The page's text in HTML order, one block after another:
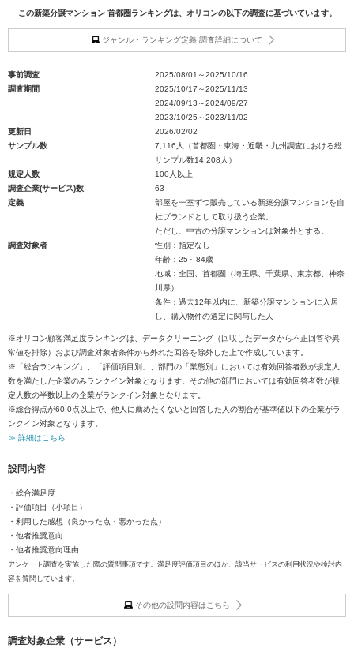
この新築分譲マンション 首都圏ランキングは、オリコンの以下の調査に基づいています。
ジャンル・ランキング定義 調査詳細について
事前調査
2025/08/01～2025/10/16
調査期間
2025/10/17～2025/11/13
2024/09/13～2024/09/27
2023/10/25～2023/11/02
更新日
2026/02/02
サンプル数
7,116人（首都圏・東海・近畿・九州調査における総
サンプル数14,208人）
規定人数
100人以上
調査企業(サービス)数
63
定義
部屋を一室ずつ販売している新築分譲マンションを自
社ブランドとして取り扱う企業。
ただし、中古の分譲マンションは対象外とする。
調査対象者
性別：指定なし
年齢：25～84歳
地域：全国、首都圏（埼玉県、千葉県、東京都、神奈
川県）
条件：過去12年以内に、新築分譲マンションに入居
し、購入物件の選定に関与した人
※オリコン顧客満足度ランキングは、データクリーニング（回収したデータから不正回答や異
常値を排除）および調査対象者条件から外れた回答を除外した上で作成しています。
※「総合ランキング」、「評価項目別」、部門の「業態別」においては有効回答者数が規定人
数を満たした企業のみランクイン対象となります。その他の部門においては有効回答者数が規
定人数の半数以上の企業がランクイン対象となります。
※総合得点が60.0点以上で、他人に薦めたくないと回答した人の割合が基準値以下の企業がラ
ンクイン対象となります。
≫ 詳細はこちら
設問内容
・総合満足度
・評価項目（小項目）
・利用した感想（良かった点・悪かった点）
・他者推奨意向
・他者推奨意向理由
アンケート調査を実施した際の質問事項です。満足度評価項目のほか、該当サービスの利用状況や検討内
容を質問しています。
その他の設問内容はこちら
調査対象企業（サービス）